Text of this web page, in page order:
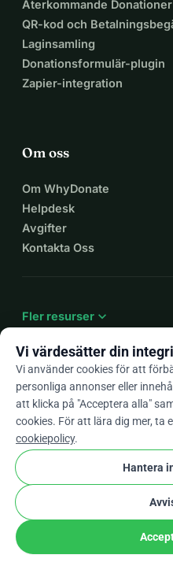
Återkommande Donationer
QR-kod och
Laginsamling
Donationsformulär-plugin
Zapier-integration
Om oss
Om WhyDonate
Helpdesk
Avgifter
Kontakta Oss
Fler resurser expand_more
Sv arrow_drop_down
★★★★★4,9 / 5 baserat
WhyDonate
Villkor och bestämmelser
stripe check
Vi värdesätter din
Vi använder cookies för att
personliga annonser eller
att klicka på "Acceptera alla"
cookies. För att lära dig mer, ta
cookiepolicy.
Hantera